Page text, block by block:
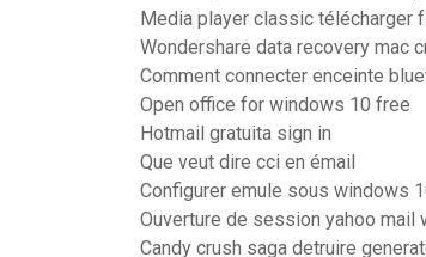
Media player classic télécharger
Wondershare data recovery mac
Comment connecter enceinte
Open office for windows 10 free
Hotmail gratuita sign in
Que veut dire cci en émail
Configurer emule sous windows
Ouverture de session yahoo mail
Candy crush saga detruire